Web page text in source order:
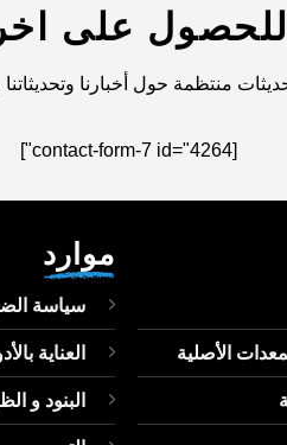
على اخر
منتظمة حول أخبارنا وتحديثاتنا
[contact-form-7 id="4264"]
الأصلية
موارد
سياسة
العناية
البنود و